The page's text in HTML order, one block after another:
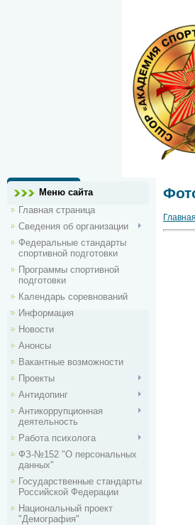
Меню сайта
Главная страница
Сведения об организации
Федеральные стандарты
спортивной подготовки
Программы спортивной
подготовки
Календарь соревнований
Информация
Новости
Анонсы
Вакантные возможности
Проекты
Антидопинг
Антикоррупционная
деятельность
Работа психолога
ФЗ-№152 "О персональных
данных"
Государственные стандарты
Российской Федерации
Национальный проект
"Демография"
Главная